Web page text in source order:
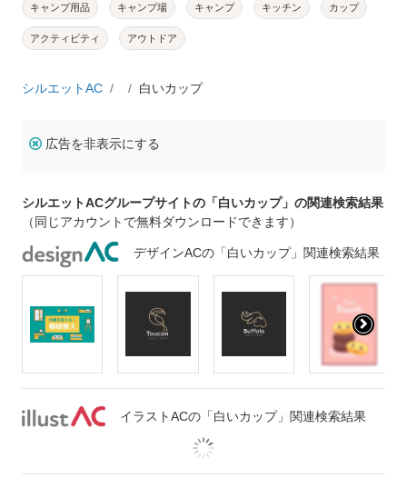
キャンプ用品 キャンプ場 キャンプ キッチン カップ
アクティビティ アウトドア
シルエットAC 白いカップ
広告を非表示にする
シルエットACグループサイトの「白いカップ」の関連検索結果
（同じアカウントで無料ダウンロードできます）
デザインACの「白いカップ」関連検索結果
イラストACの「白いカップ」関連検索結果